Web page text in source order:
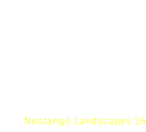
Neotango Landscapes 26